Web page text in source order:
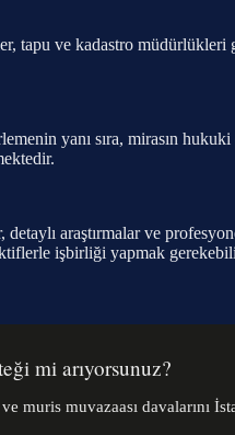
tapu ve kadastro
yanı sıra, mirasın
detaylı araştırmalar ve
işbirliği yapmak
mi arıyorsunuz?
muris muvazaası davalarını